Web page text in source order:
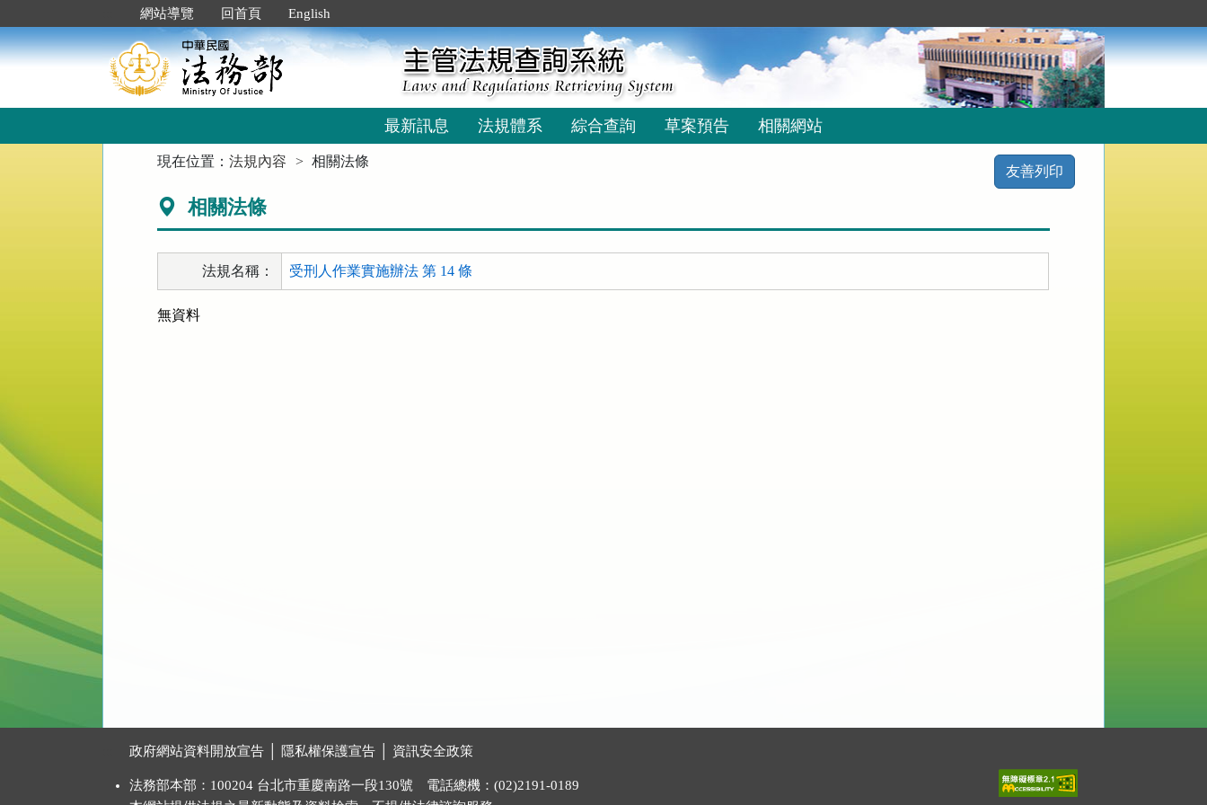
到
主
要
網站導覽 回首頁 English
最新訊息 法規體系 綜合查詢 草案預告 相關網站
現在位置：法規內容 相關法條
友善列印
相關法條
法規名稱： 受刑人作業實施辦法 第 14 條
無資料
政府網站資料開放宣告 隱私權保護宣告 資訊安全政策
法務部本部：100204 台北市重慶南路一段130號 電話總機：(02)2191-0189